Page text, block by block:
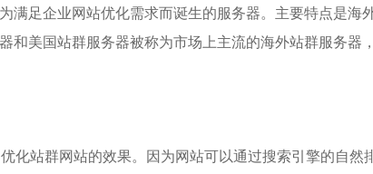
满足企业网站优化需求而诞生的服务器。主要特点是海
和美国站群服务器被称为市场上主流的海外站群服务器
化站群网站的效果。因为网站可以通过搜索引擎的自然